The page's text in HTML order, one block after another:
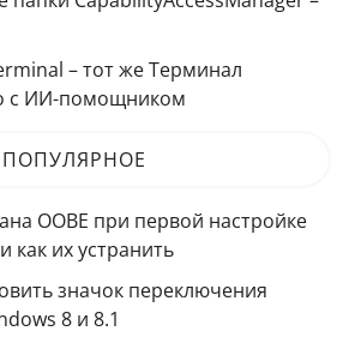
– тот же Терминал
с ИИ-помощником
ПОПУЛЯРНОЕ
OOBE при первой настройке
как их устранить
значок переключения
8 и 8.1